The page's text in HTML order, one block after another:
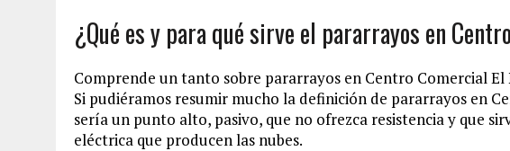
¿Qué es y para qué sirve el pararrayos en
Comprende un tanto sobre pararrayos en Centro Comercial El
Si pudiéramos resumir mucho la definición de pararrayos en
sería un punto alto, pasivo, que no ofrezca resistencia y que
eléctrica que producen las nubes.